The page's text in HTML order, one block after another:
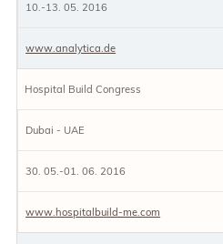
10.-13. 05. 2016
www.analytica.de
Hospital Build Congress
Dubai - UAE
30. 05.-01. 06. 2016
www.hospitalbuild-me.com